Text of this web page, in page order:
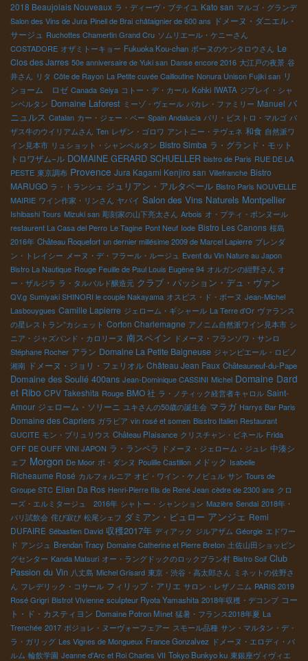
2018 Beaujolais Nouveaux ラ・ディーヴ・ブテイユ Kato san マルゴ・グランデ
Salon des Vins de Jura Pinell de Brai châtaignier de 600 ans ドメーヌ・ダニエル・
サージュ Ruchottes Chamertin Grand Cru ソムリエール・ケニーさん
COSTADORE オザミトーキョー Fukuoka Kou-chan ボーヌのケンタロウさん Le
Clos des Jarres 50e anniversaire de Yuki san Danse encore 2016 大江戸の夜景 谷
井さん リタ Côte de Rayon La Petite cuvée Cailloutine Nonura Unison Fujiki san リ
ショーム ロゼ Canada Seiya コトー・デ・カール Kohki IWATA ジブレイ・シャ
ンベルタン Domaine Laforest ミーゾ・ヴェール パカレ・ファミリー Manuel バ
ニュルス Catalan カー・ジェー・ベー Spain Andalucia パリ・ビストロ・マルゴ バ
ザス牛のウイリアムさん Ten レザン・ゴロワ アントニー・テヴェネ 和食 自然派ワ
イン見本市 リュショット・シャンベルタン Bistro Simba ラ・グランド・モット
トロワザム−ル DOMAINE GERARD SCHUELLER bistro de Paris RUE DE LA
PESTE 東京調布 Provence Jura Kagami Kenjiro san Villefranche Bistro
MARUGO ラ・トランシェ ジュリアン・アルタベール Bistro Paris NOUVELLE
MAIRIE ワイン作家・リンさん ヤバイ Salon des Vins Naturels Montpellier
Ishibashi Tours Mizuki san 彫刻家の山下亮太さん Arbois オ・プティ・ボンヌール
restaurent La Casa del Perro Le Tagine Pont Neuf Iode Bistro Les Canons 桜島
2016年 Château Roquefort un dernier millésime 2009 de Marcel Lapierre ブレンダ
ン・トレイシー メーヌ・デ・フラール・ルージュ Event du Vin Nature au Japon
Bistro La Nautique Rouge Feuille de Paul Louis Eugène 94 オルガンの紺野さん オ
ー・ザルジラ ラ・タルバルド醸造元 クラブ・パッション・デュ・ヴァン
QV.g Sumiyaki SHINORI le couple Nakayama オスピス・ド・ボーヌ Jean-Michel
Lasbouygues Camille Lapierre ジェローム・ギシャール La Terre d'Or ヴァランス
の星レストラン”カシェット Corton Charlemagne アノニム自然派ワイン見本市 シ
ニア・ジャズバンド・カロリーヌ 南スペイン ドメーヌ・フランソワ・サンロ
Stéphane Rocher アラン Domaine La Petite Baigneuse ジャンピエール・ロビノ
湘南 ドメーヌ・ジョリ・フェリオル Château Jean Faux Châteauneuf-du-Pape
Domaine des Soulié 400ans Jean-Dominique CASSINI Michel Domaine Dard
et Ribo CPV Takeshita Rouge BMO 社 ラ・ノティック経営者キャロル Saint-
Amour ジェローム・ソリーニ ユキさんの50歳の誕生会 マラガ Harrys Bar Paris
Domaine des Capriers ガラピア vin rosé et somen Bisstro Italien Restaurant
GUCITE モン・ブリュリウス Château Plaisance クリスチャン・ビネール Frida
OFF DE OUFF VINI JAPON ラ・ランベラ ドメーヌ・ジェローム・ジュレ 中湊シ
ェフ Morgon De Moor ポ・ダンヌ Poulille Castillon メドック Isabelle
Richeaume Rosé カルフォルニア オビ・ワイン・ケノビュル サン Tours de
Groupe STC Elian Da Ros Henri-Pierre fils de René Jean cèdre de 2300 ans クロ
ーズ・エルミタージュ 2016年 シャトー・シャンション Mazière Sendai 2018年・
パリ試飲会 侘び寂び 松尾シェフ ダミアン・ビュロー アンジェ Remi
DUFAIRE Sébastien David 収穫2017年 ディアック ジルアザム Géorgie エドワー
ド アンジュ Brendan Tracy Domaine Catherine et Pierre Breton 土佐山田ショッピン
グセンター Kanda Matsuri オー・ラングドックのロックブラン村 Bistro Soif Club
Passion du Vin 八丈島 Michel Grisard 東京・渋谷・高太郎さん ミネットの佐野さ
ん フレデリック・コサール フィリップ・アリエ サロン・レザノニム PARIS 2019
Rosé Grigri Bistrot VIvienne sculpteur Ryota Yamashita 2018年収穫・デコンブ コー
ト・ド・カスティヨン Domaine Potron Minet 猛暑・フランス2018年夏 La
Trenchée 2017 ボジョレ・ヌーヴォーフェアー スモール品種 サン・マルタン・デ・
ラ・ガリッグ Les Vignes de Mongueux France Gonzalvez ドメーヌ・エロディ・バ
ルム 輪飲学園 Jeanne d'Arc et Roi Charles VII Tokyo Bunkyo ku 東銀座ヴィヴィエ